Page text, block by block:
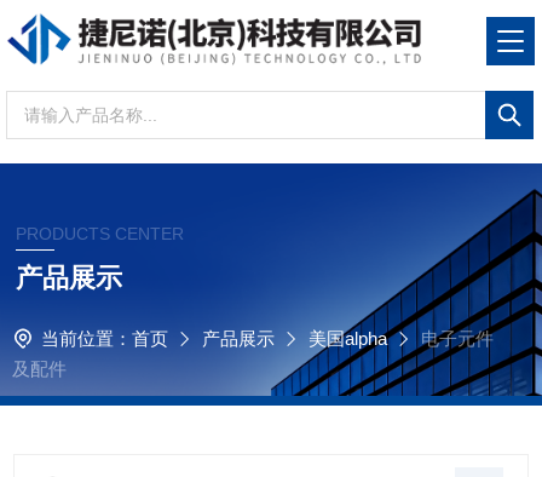
PRODUCTS CENTER
产品展示
当前位置： 首页 产品展示 美国alpha
电子元件
及配件